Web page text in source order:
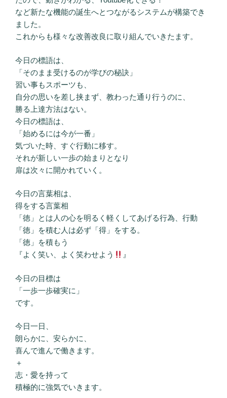
など新たな機能の誕生へとつながるシステムが構築でき
ました。
これからも様々な改善改良に取り組んでいきたます。
今日の標語は、
「そのまま受けるのが学びの秘訣」
習い事もスポーツも、
自分の思いを差し挟まず、教わった通り行うのに、
勝る上達方法はない。
今日の標語は、
「始めるには今が一番」
気づいた時、すぐ行動に移す。
それが新しい一歩の始まりとなり
扉は次々に開かれていく。
今日の言葉相は、
得をする言葉相
「徳」とは人の心を明るく軽くしてあげる行為、行動
「徳」を積む人は必ず「得」をする。
「徳」を積もう
『よく笑い、よく笑わせよう
』
今日の目標は
「一歩一歩確実に」
です。
今日一日、
朗らかに、安らかに、
喜んで進んで働きます。
＋
志・愛を持って
積極的に強気でいきます。